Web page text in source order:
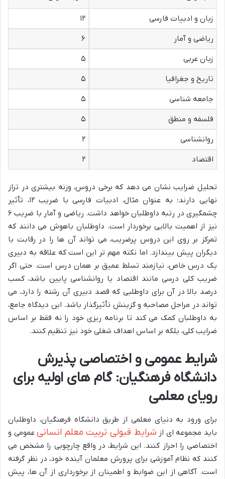
زبان و ادبیات فارسی
۱۲
ریاضی و آمار
۶
زبان عربی
۵
تاریخ و جغرافیا
۵
جامعه شناسی
۵
فلسفه و منطق
۵
روانشناسی
۲
اقتصاد
۲
تحلیل ضرایب نشان می دهد که برخی دروس، وزنه بیشتری در تراز
نهایی دارند؛ به عنوان مثال، ادبیات فارسی با ضریب ۱۲، تأثیر
چشمگیری در رتبه داوطلبان خواهد داشت. ریاضی و آمار با ضریب ۶
نیز از اهمیت بالایی برخوردار است. داوطلبان باهوش می دانند که
تمرکز بر روی این دروس پرضریب، می تواند آن ها را در رقابت با
دیگران پیش بیندازد. اما نکته مهم تر این است که علاقه به دبیری
یک درس خاص، نیازمند تسلط عمیق بر همان درس است. حتی اگر
ضریب کلی درسی مانند اقتصاد یا روانشناسی پایین باشد، کسب
درصد بالا در آن برای داوطلبی که قصد دبیری آن رشته را دارد، می
تواند در مراحل مصاحبه و گزینش تأثیرگذار باشد. این دیدگاه جامع،
به داوطلبان کمک می کند تا برنامه ریزی خود را نه فقط بر اساس
ضرایب کلی، بلکه بر اساس اهداف شغلی خود نیز تنظیم کنند.
شرایط عمومی و اختصاصی پذیرش
دانشگاه فرهنگیان: گام های اولیه برای
رویای معلمی
برای ورود به دنیای معلمی از طریق دانشگاه فرهنگیان، داوطلبان
باید مجموعه ای از شرایط قبولی تربیت معلم انسانیعمومی و
اختصاصی را احراز کنند. این شرایط، در واقع چارچوبی را مشخص می
کنند که نظام آموزشی برای پرورش معلمان آینده خود، در نظر گرفته
است. آگاهی از این ضوابط و اطمینان از برخورداری از آن ها، پیش